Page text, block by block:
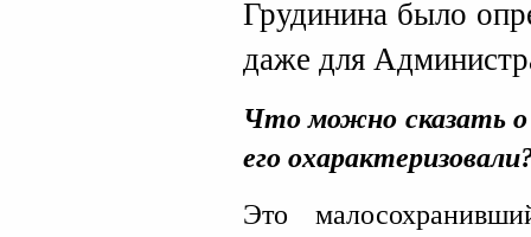
Грудинина было
даже для
Что можно сказать
его
Это